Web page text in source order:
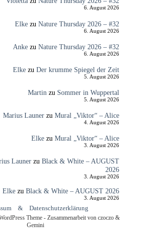
6. August 2026
Elkezu Nature Thursday 2026 – #32
6. August 2026
Ankezu Nature Thursday 2026 – #32
6. August 2026
Elkezu Der krumme Spiegel der Zeit
5. August 2026
Martin zu Sommer in Wuppertal
5. August 2026
Marius Launerzu Mural „Viktor“ – Alice
4. August 2026
Elkezu Mural „Viktor“ – Alice
3. August 2026
Launerzu Black & White – AUGUST
2026
3. August 2026
Elkezu Black & White – AUGUST 2026
3. August 2026
& Datenschutzerklärung
Theme - Zusammenarbeit von czoczo &
Gemini